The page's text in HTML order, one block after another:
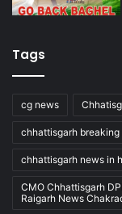
Tags
cg news
chhattisgarh breaking
chhattisgarh news in
CMO Chhattisgarh
Raigarh News